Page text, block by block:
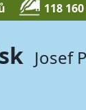
118
Josef